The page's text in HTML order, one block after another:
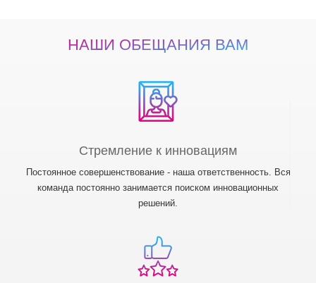
НАШИ ОБЕЩАНИЯ ВАМ
Стремление к инновациям
Постоянное совершенствование - наша ответственность. Вся
команда постоянно занимается поиском инновационных
решений.